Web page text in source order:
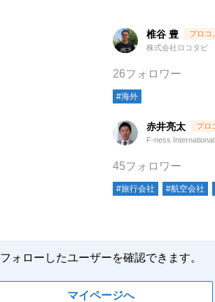
椎谷 豊
株式会社ロコタビ
26フォロワー
#海外
赤井亮太
F-ness International
45フォロワー
#旅行会社 #航空会社
フォローしたユーザーを確認できます。
マイページへ